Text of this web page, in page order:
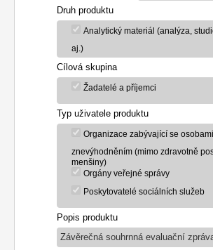
Druh produktu
Analytický materiál (analýza,
aj.)
Cílová skupina
Žadatelé a příjemci
Typ uživatele produktu
Organizace zabývající se
znevýhodněním (mimo zdravotně
menšiny)
Orgány veřejné správy
Poskytovatelé sociálních služeb
Popis produktu
Závěrečná souhrnná evaluační